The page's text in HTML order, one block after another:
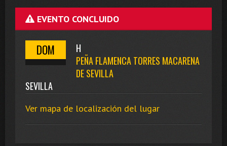
EVENTO CONCLUIDO
DOM
H
PEÑA FLAMENCA TORRES MACARENA
DE SEVILLA
SEVILLA
Ver mapa de localización del lugar